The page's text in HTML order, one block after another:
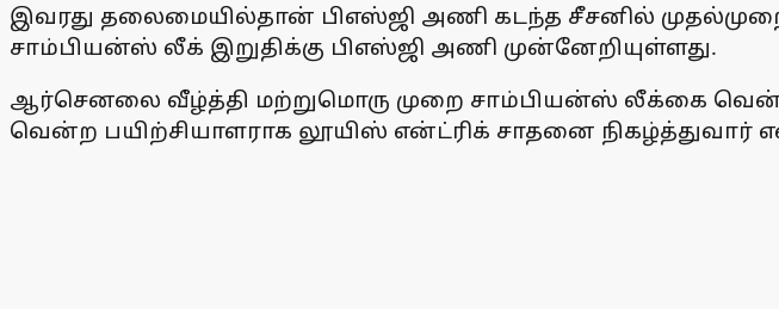
இவரது தலைமையில்தான் பிஎஸ்ஜி அணி கடந்த சீசனில்
சாம்பியன்ஸ் லீக் இறுதிக்கு பிஎஸ்ஜி அணி முன்னேறியுள்ளது.
ஆர்செனலை வீழ்த்தி மற்றுமொரு முறை சாம்பியன்ஸ் லீக்கை
வென்ற பயிற்சியாளராக லூயிஸ் என்ட்ரிக் சாதனை நிகழ்த்துவார்